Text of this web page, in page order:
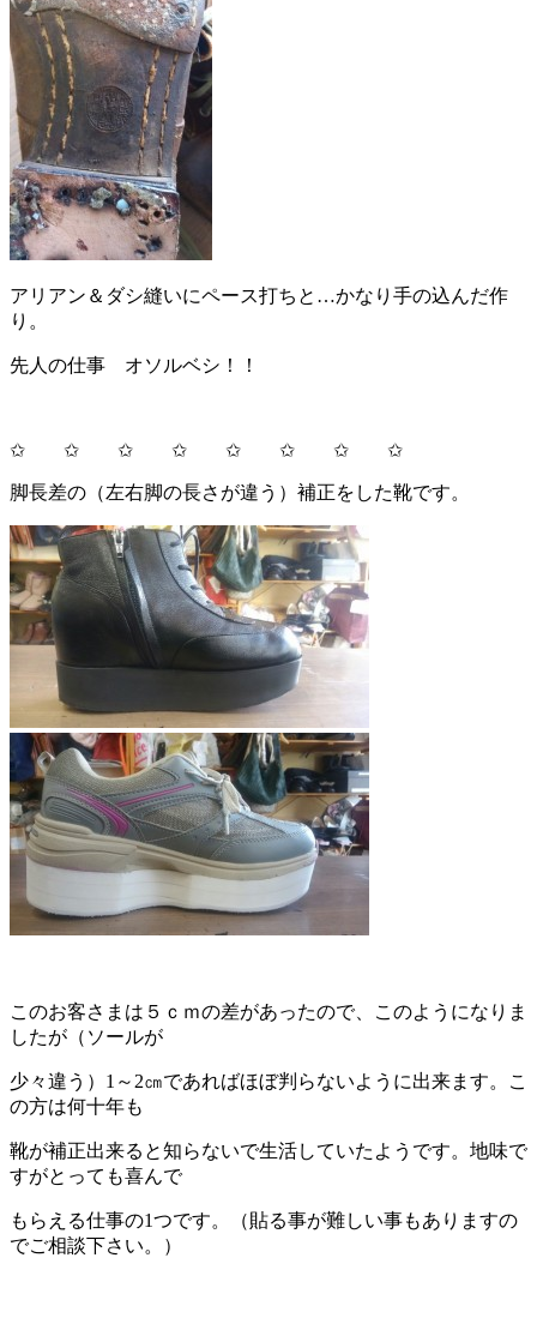
アリアン＆ダシ縫いにペース打ちと…かなり手の込んだ作
り。
先人の仕事 オソルベシ！！
✩ ✩ ✩ ✩ ✩ ✩ ✩ ✩
脚長差の（左右脚の長さが違う）補正をした靴です。
このお客さまは５ｃｍの差があったので、このようになりま
したが（ソールが
少々違う）1～2㎝であればほぼ判らないように出来ます。こ
の方は何十年も
靴が補正出来ると知らないで生活していたようです。地味で
すがとっても喜んで
もらえる仕事の1つです。（貼る事が難しい事もありますの
でご相談下さい。）